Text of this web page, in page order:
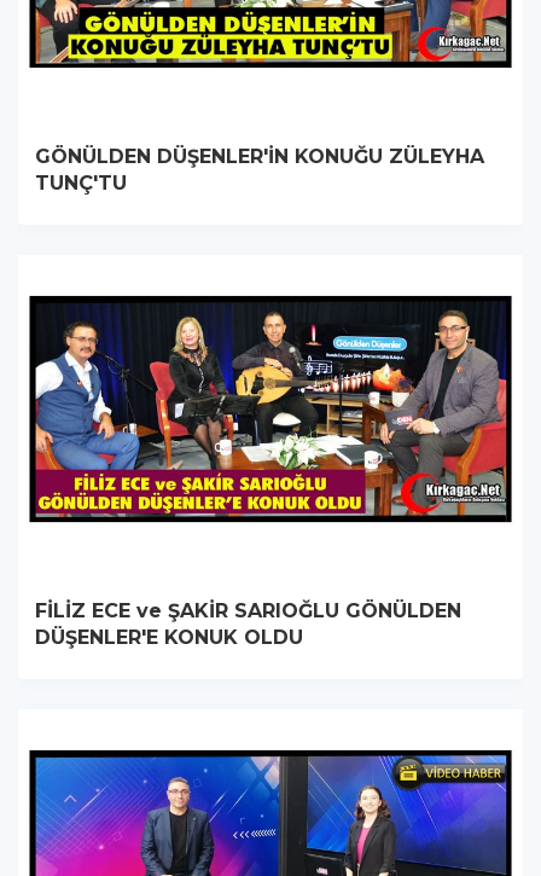
GÖNÜLDEN DÜŞENLER'İN KONUĞU ZÜLEYHA
TUNÇ'TU
FİLİZ ECE ve ŞAKİR SARIOĞLU GÖNÜLDEN
DÜŞENLER'E KONUK OLDU